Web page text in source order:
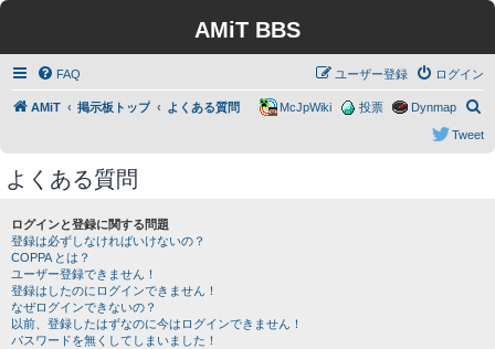
AMiT BBS
FAQ ログイン
ユーザー登録
AMiT 掲示板トップ よくある質問
索
Dynmap
投票
McJpWiki
Tweet
よくある質問
ログインと登録に関する問題
登録は必ずしなければいけないの？
COPPA とは？
ユーザー登録できません！
登録はしたのにログインできません！
なぜログインできないの？
以前、登録したはずなのに今はログインできません！
パスワードを無くしてしまいました！